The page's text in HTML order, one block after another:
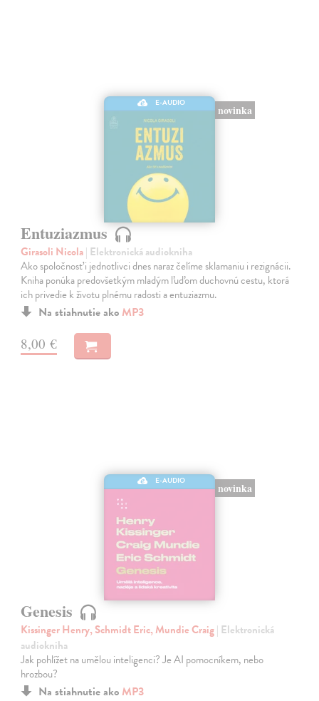
E-AUDIO
novinka
Entuziazmus
Girasoli Nicola| Elektronická audiokniha
Ako spoločnosť i jednotlivci dnes naraz čelíme sklamaniu i rezignácii.
Kniha ponúka predovšetkým mladým ľuďom duchovnú cestu, ktorá
ich privedie k životu plnému radosti a entuziazmu.
Na stiahnutie ako MP3
8,00 €
E-AUDIO
novinka
Genesis
Kissinger Henry, Schmidt Eric, Mundie Craig| Elektronická
audiokniha
Jak pohlížet na umělou inteligenci? Je AI pomocníkem, nebo
hrozbou?
Na stiahnutie ako MP3